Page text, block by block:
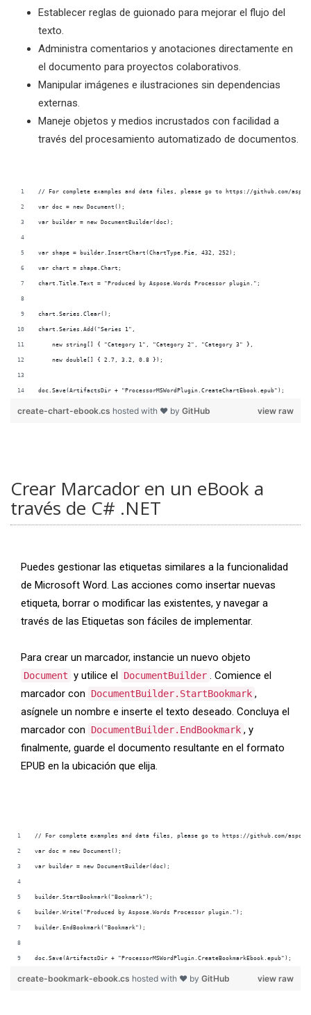
Establecer reglas de guionado para mejorar el flujo del
texto.
Administra comentarios y anotaciones directamente en
el documento para proyectos colaborativos.
Manipular imágenes e ilustraciones sin dependencias
externas.
Maneje objetos y medios incrustados con facilidad a
través del procesamiento automatizado de documentos.
doc.Save(ArtifactsDir + "ProcessorMSWordPlugin.CreateChartEbook.epub");
view raw
create-chart-ebook.cs hosted with ❤ by GitHub
Crear Marcador en un eBook a
través de C# .NET
Puedes gestionar las etiquetas similares a la funcionalidad
de Microsoft Word. Las acciones como insertar nuevas
etiqueta, borrar o modificar las existentes, y navegar a
través de las Etiquetas son fáciles de implementar.
Para crear un marcador, instancie un nuevo objeto
Document y utilice el DocumentBuilder . Comience el
marcador con
DocumentBuilder.StartBookmark ,
asígnele un nombre e inserte el texto deseado. Concluya el
marcador con
DocumentBuilder.EndBookmark , y
finalmente, guarde el documento resultante en el formato
EPUB en la ubicación que elija.
doc.Save(ArtifactsDir + "ProcessorMSWordPlugin.CreateBookmarkEbook.epub");
view raw
create-bookmark-ebook.cs hosted with ❤ by GitHub